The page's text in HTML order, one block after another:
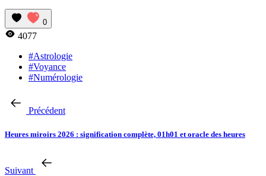
0
4077
#Astrologie
#Voyance
#Numérologie
Précédent
Heures miroirs 2026 : signification complète, 01h01 et oracle des heures
Suivant